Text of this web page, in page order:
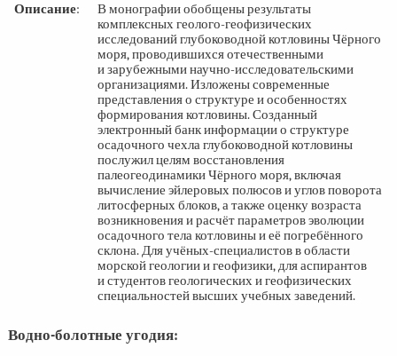
Описание:
В монографии обобщены результаты
комплексных геолого-геофизических
исследований глубоководной котловины Чёрного
моря, проводившихся отечественными
и зарубежными научно-исследовательскими
организациями. Изложены современные
представления о структуре и особенностях
формирования котловины. Созданный
электронный банк информации о структуре
осадочного чехла глубоководной котловины
послужил целям восстановления
палеогеодинамики Чёрного моря, включая
вычисление эйлеровых полюсов и углов поворота
литосферных блоков, а также оценку возраста
возникновения и расчёт параметров эволюции
осадочного тела котловины и её погребённого
склона. Для учёных-специалистов в области
морской геологии и геофизики, для аспирантов
и студентов геологических и геофизических
специальностей высших учебных заведений.
Водно-болотные угодия: